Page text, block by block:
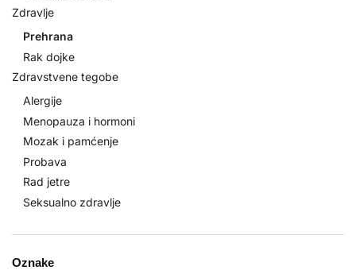
Zdravlje
Prehrana
Rak dojke
Zdravstvene tegobe
Alergije
Menopauza i hormoni
Mozak i pamćenje
Probava
Rad jetre
Seksualno zdravlje
Oznake